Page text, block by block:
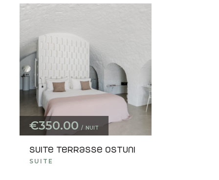
€350.00 NUIT
Suite terrasse Ostuni
SUITE